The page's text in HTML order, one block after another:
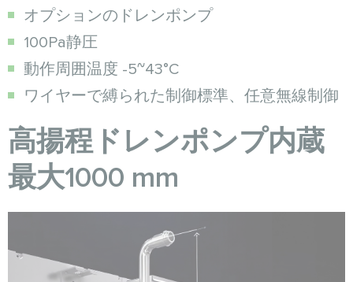
オプションのドレンポンプ
100Pa静圧
動作周囲温度 -5~43°C
ワイヤーで縛られた制御標準、任意無線制御
高揚程ドレンポンプ内蔵
最大1000 mm